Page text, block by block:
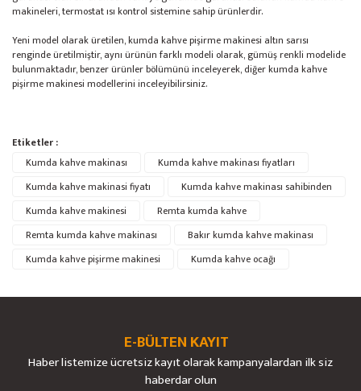
makineleri, termostat ısı kontrol sistemine sahip ürünlerdir.
Yeni model olarak üretilen, kumda kahve pişirme makinesi altın sarısı
renginde üretilmiştir, aynı ürünün farklı modeli olarak, gümüş renkli modelide
bulunmaktadır, benzer ürünler bölümünü inceleyerek, diğer kumda kahve
pişirme makinesi modellerini inceleyibilirsiniz.
Bu ürüne ilk yorumu siz yapın!
Yorum Yaz
Ürün hakkında henüz soru sorulmamış.
Soru Sor
Bu ürünün fiyat bilgisi, resim, ürün açıklamalarında ve diğer konularda
yetersiz gördüğünüz noktaları öneri formunu kullanarak tarafımıza
iletebilirsiniz.
Görüş ve önerileriniz için teşekkür ederiz.
Ürün fiyatı diğer sitelerden daha pahalı.
Etiketler :
Kumda kahve makinası
Kumda kahve makinası fiyatları
Kumda kahve makinasi fiyatı
Kumda kahve makinası sahibinden
Kumda kahve makinesi
Remta kumda kahve
Remta kumda kahve makinası
Bakır kumda kahve makinası
Kumda kahve pişirme makinesi
Kumda kahve ocağı
E-BÜLTEN KAYIT
Haber listemize ücretsiz kayıt olarak kampanyalardan ilk siz
haberdar olun